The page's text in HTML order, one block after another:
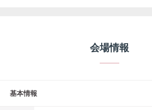
会場情報
基本情報